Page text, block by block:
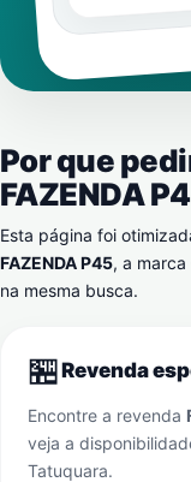
Por que
FAZENDA
Esta página foi
FAZENDA P45, a marca
na mesma busca.
🏪Revenda
Encontre a revenda
veja a
Tatuquara.